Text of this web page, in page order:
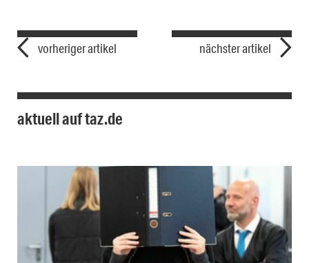
vorheriger artikel nächster artikel
aktuell auf taz.de